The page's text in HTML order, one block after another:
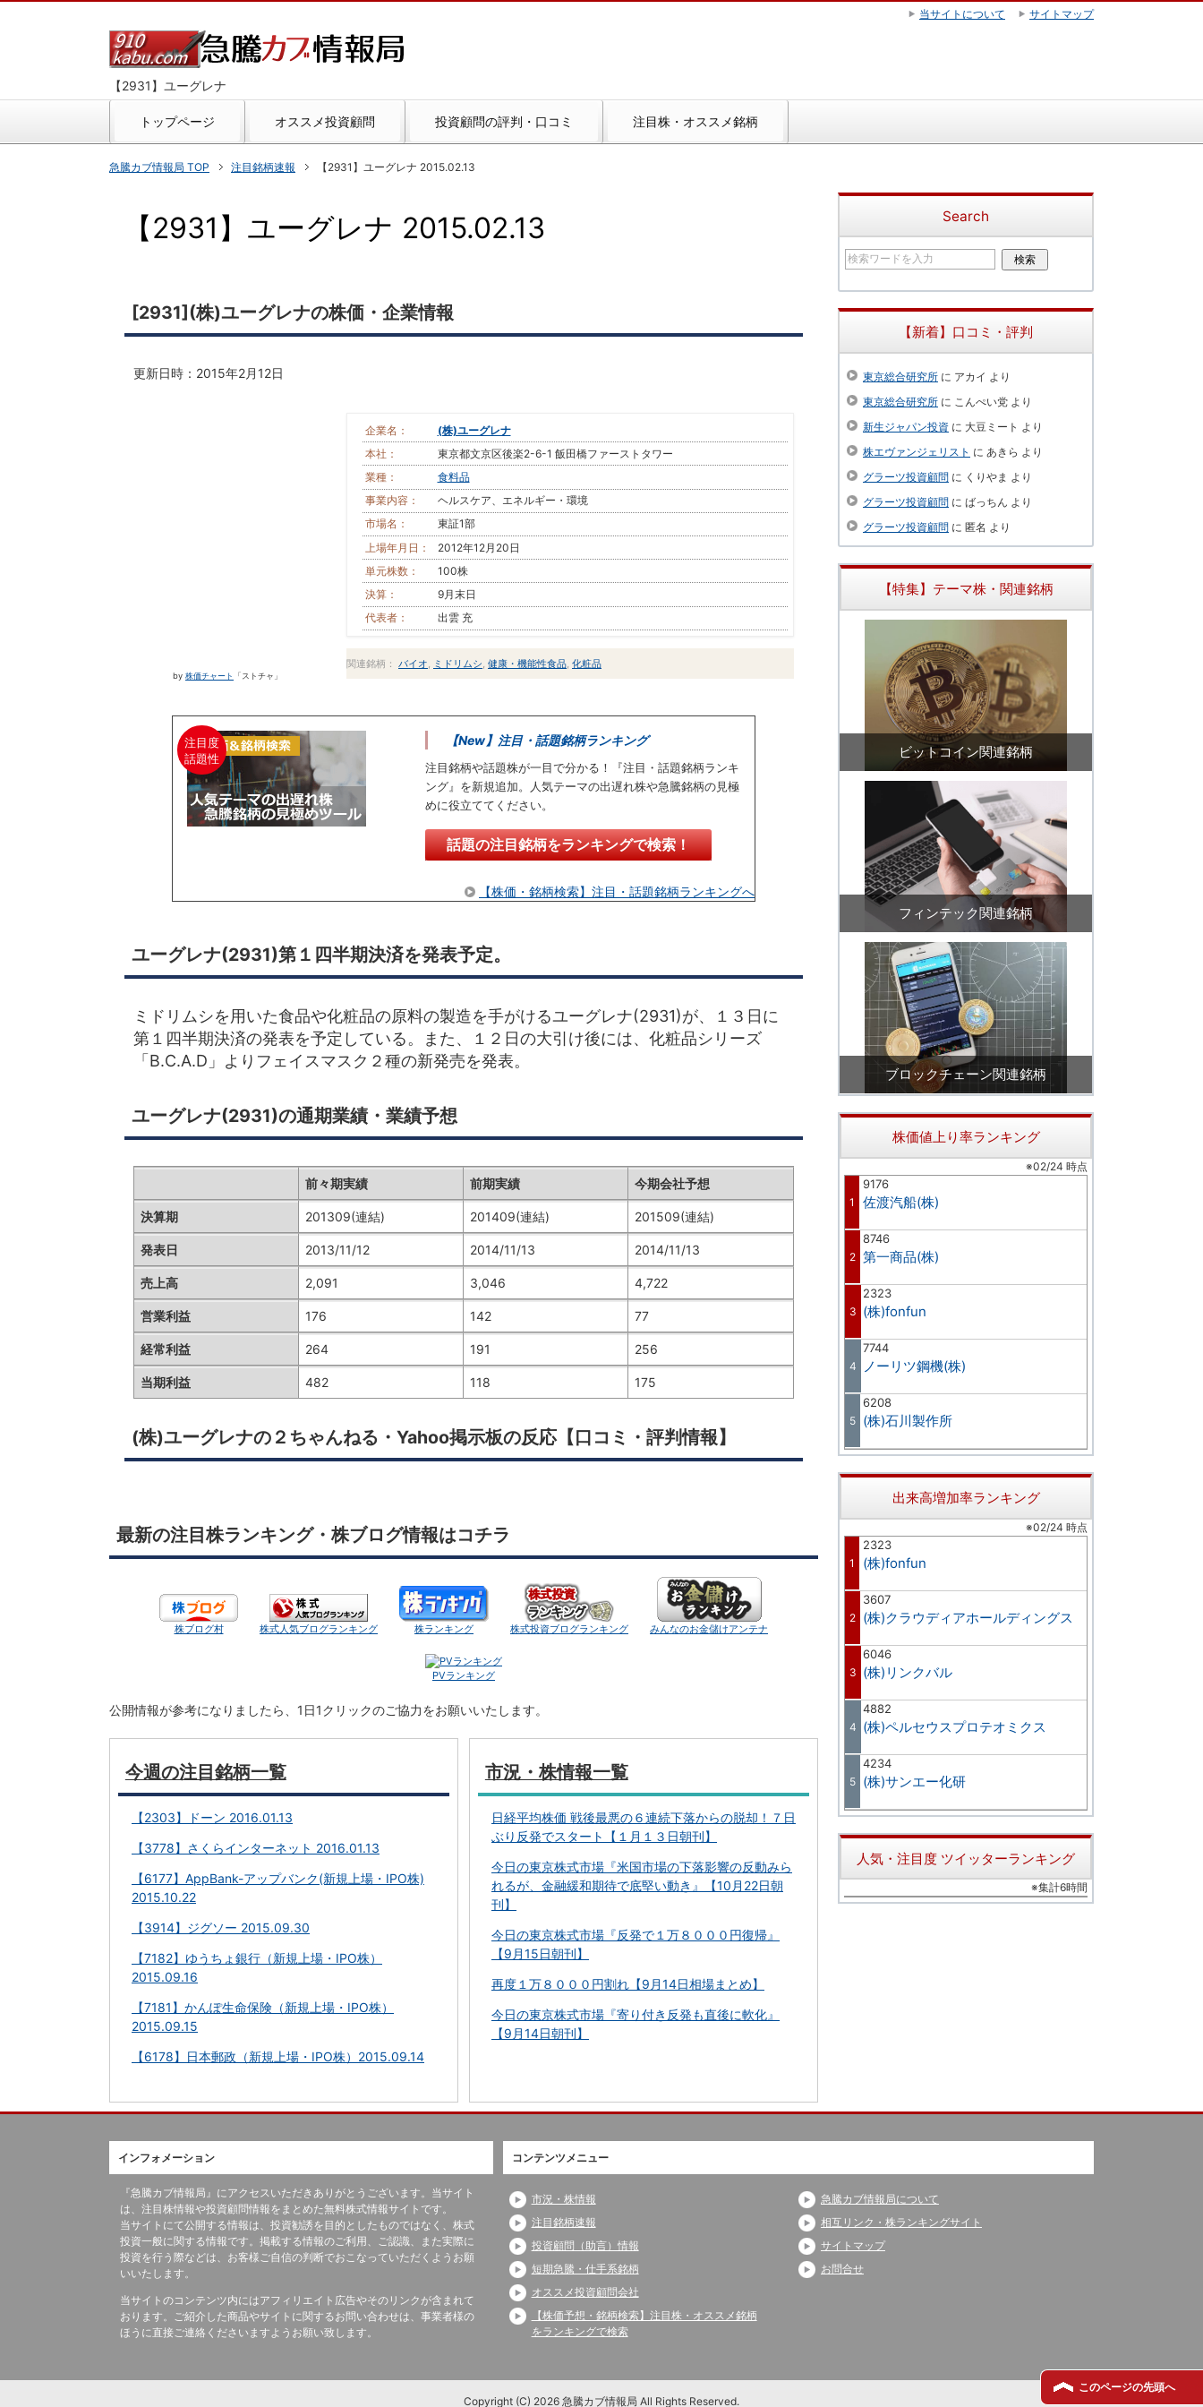
【2931】ユーグレナ
トップページ オススメ投資顧問 投資顧問の評判・口コミ 注目株・オススメ銘柄
急騰カブ情報局 TOP 注目銘柄速報 【2931】ユーグレナ 2015.02.13
【2931】ユーグレナ 2015.02.13
[2931](株)ユーグレナの株価・企業情報
更新日時： 2015年2月12日
by 株価チャート 「ストチャ」
企業名：
(株)ユーグレナ
本社：
東京都文京区後楽2-6-1 飯田橋ファーストタワー
業種：
食料品
事業内容：
ヘルスケア、エネルギー・環境
市場名：
東証1部
上場年月日：
2012年12月20日
単元株数：
100株
決算：
9月末日
代表者：
出雲 充
関連銘柄： バイオ, ミドリムシ, 健康・機能性食品, 化粧品
注目度
話題性
【New】注目・話題銘柄ランキング
注目銘柄や話題株が一目で分かる！『注目・話題銘柄ランキ
ング』を新規追加。人気テーマの出遅れ株や急騰銘柄の見極
めに役立ててください。
話題の注目銘柄をランキングで検索！
【株価・銘柄検索】注目・話題銘柄ランキングへ
ユーグレナ(2931)第１四半期決済を発表予定。
ミドリムシを用いた食品や化粧品の原料の製造を手がけるユーグレナ(2931)が、１３日に
第１四半期決済の発表を予定している。また、１２日の大引け後には、化粧品シリーズ
「B.C.A.D」よりフェイスマスク２種の新発売を発表。
ユーグレナ(2931)の通期業績・業績予想
前々期実績 前期実績 今期会社予想
決算期 201309(連結) 201409(連結) 201509(連結)
発表日 2013/11/12 2014/11/13 2014/11/13
売上高 2,091 3,046 4,722
営業利益 176 142 77
経常利益 264 191 256
当期利益 482 118 175
(株)ユーグレナの２ちゃんねる・Yahoo掲示板の反応【口コミ・評判情報】
最新の注目株ランキング・株ブログ情報はコチラ
株ブログ村 株式人気ブログランキング 株ランキング 株式投資ブログランキング みんなのお金儲けアンテナ
PVランキング
公開情報が参考になりましたら、1日1クリックのご協力をお願いいたします。
今週の注目銘柄一覧
【2303】ドーン 2016.01.13
【3778】さくらインターネット 2016.01.13
【6177】AppBank-アップバンク(新規上場・IPO株)
2015.10.22
【3914】ジグソー 2015.09.30
【7182】ゆうちょ銀行（新規上場・IPO株）
2015.09.16
【7181】かんぽ生命保険（新規上場・IPO株）
2015.09.15
【6178】日本郵政（新規上場・IPO株）2015.09.14
市況・株情報一覧
日経平均株価 戦後最悪の６連続下落からの脱却！７日
ぶり反発でスタート【１月１３日朝刊】
今日の東京株式市場『米国市場の下落影響の反動みら
れるが、金融緩和期待で底堅い動き』【10月22日朝
刊】
今日の東京株式市場『反発で１万８０００円復帰』
【9月15日朝刊】
再度１万８０００円割れ【9月14日相場まとめ】
今日の東京株式市場『寄り付き反発も直後に軟化』
【9月14日朝刊】
Search
【新着】口コミ・評判
東京総合研究所 に アカイ より
東京総合研究所 に こんぺい党 より
新生ジャパン投資 に 大豆ミート より
株エヴァンジェリスト に あきら より
グラーツ投資顧問 に くりやま より
グラーツ投資顧問 に ばっちん より
グラーツ投資顧問 に 匿名 より
【特集】テーマ株・関連銘柄
ビットコイン関連銘柄
フィンテック関連銘柄
ブロックチェーン関連銘柄
株価値上り率ランキング
※02/24 時点
1
9176
佐渡汽船(株)
2
8746
第一商品(株)
3
2323
(株)fonfun
4
7744
ノーリツ鋼機(株)
5
6208
(株)石川製作所
出来高増加率ランキング
※02/24 時点
1
2323
(株)fonfun
2
3607
(株)クラウディアホールディングス
3
6046
(株)リンクバル
4
4882
(株)ペルセウスプロテオミクス
5
4234
(株)サンエー化研
人気・注目度 ツイッターランキング
※集計6時間
インフォメーション
『急騰カブ情報局』にアクセスいただきありがとうございます。当サイト
は、注目株情報や投資顧問情報をまとめた無料株式情報サイトです。
当サイトにて公開する情報は、投資勧誘を目的としたものではなく、株式
投資一般に関する情報です。掲載する情報のご利用、ご認識、また実際に
投資を行う際などは、お客様ご自信の判断でおこなっていただくようお願
いいたします。
当サイトのコンテンツ内にはアフィリエイト広告やそのリンクが含まれて
おります。ご紹介した商品やサイトに関するお問い合わせは、事業者様の
ほうに直接ご連絡くださいますようお願い致します。
コンテンツメニュー
市況・株情報
注目銘柄速報
投資顧問（助言）情報
短期急騰・仕手系銘柄
オススメ投資顧問会社
【株価予想・銘柄検索】注目株・オススメ銘柄
をランキングで検索
急騰カブ情報局について
相互リンク・株ランキングサイト
サイトマップ
お問合せ
当サイトについて サイトマップ
Copyright (C) 2026 急騰カブ情報局 All Rights Reserved.
このページの先頭へ